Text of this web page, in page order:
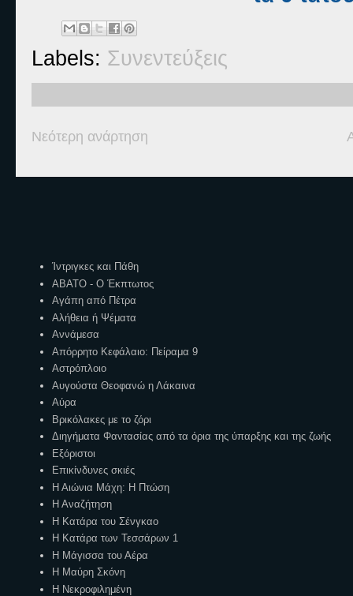
Labels: Συνεντεύξεις
Νεότερη ανάρτηση
Ίντριγκες και Πάθη
ΑΒΑΤΟ - Ο Έκπτωτος
Αγάπη από Πέτρα
Αλήθεια ή Ψέματα
Αννάμεσα
Απόρρητο Κεφάλαιο: Πείραμα 9
Αστρόπλοιο
Αυγούστα Θεοφανώ η Λάκαινα
Αύρα
Βρικόλακες με το ζόρι
Διηγήματα Φαντασίας από τα όρια της ύπαρξης και της ζωής
Εξόριστοι
Επικίνδυνες σκιές
Η Αιώνια Μάχη: Η Πτώση
Η Αναζήτηση
Η Κατάρα του Σένγκαο
Η Κατάρα των Τεσσάρων 1
Η Μάγισσα του Αέρα
Η Μαύρη Σκόνη
Η Νεκροφιλημένη